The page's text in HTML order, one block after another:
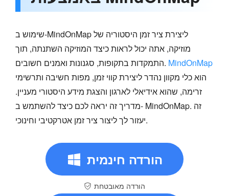
שימוש ב-MindOnMap ליצירת ציר זמן היסטוריה של
מוזיקה, אתה יכול לראות כיצד המוזיקה השתנתה, תוך
התמקדות בתקופות, סגנונות ואמנים חשובים. MindOnMap
הוא כלי מקוון נהדר ליצירת קווי זמן, מפות חשיבה ותרשימי
זרימה, שהוא אידיאלי לארגון והצגת מידע היסטורי מעניין.
מדריך זה יראה לכם כיצד להשתמש ב- MindOnMap. זה
יעזור לך ליצור ציר זמן אטרקטיבי וחינוכי.
הורדה חינמית
הורדה מאובטחת